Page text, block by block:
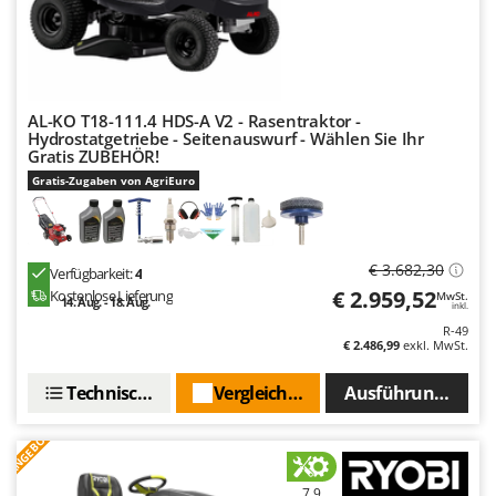
Mähroboter
Maisentkörnungsmaschinen
Manuelle Heckenscheren
Minibacköfen
Motorhacken - Gartenfräsen
Motorspritzen
Mulcher für Traktor
N
Notstromaggregat
Obstmühlen Obsthäcksler Obstmuser
Olivenernter und Schüttler
Famag
Famur
FBC
Ferrari Group
Ferroni
Ferrua
FIAC
FIEM
Fimar
Fiorentini
Fontana Forni
AL-KO T18-111.4 HDS-A V2 - Rasentraktor -
Hydrostatgetriebe - Seitenauswurf - Wählen Sie Ihr
Gratis ZUBEHÖR!
Gratis-Zugaben von AgriEuro
Verfügbarkeit:4
Kostenlose Lieferung
14. Aug. - 18. Aug.
€ 3.682,30
€ 2.959,52MwSt.
inkl.
R-49
€ 2.486,99 exkl. MwSt.
Ausführungen(4)
Vergleichen Sie
Technische Daten
ANGEBOT